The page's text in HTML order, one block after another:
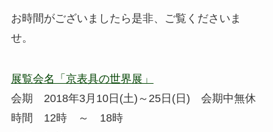
お時間がございましたら是非、ご覧くださいま
せ。
展覧会名「京表具の世界展」
会期 2018年3月10日(土)～25日(日) 会期中無休
時間 12時 ～ 18時